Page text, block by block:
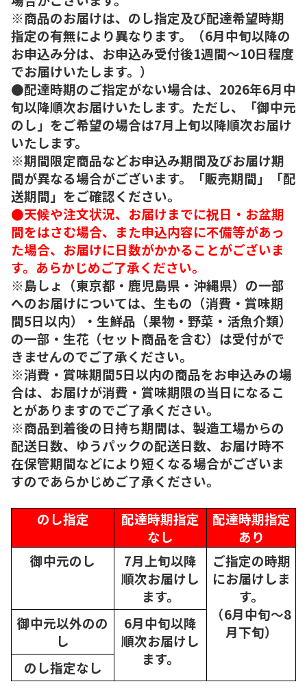
※商品のお届けは、のし指定及び配達希望時期
指定の有無により異なります。（6月中旬以降の
お申込み分は、お申込み受付後1週間～10日程度
でお届けいたします。）
●配達時期のご指定がない場合は、2026年6月中
旬以降順次お届けいたします。ただし、「御中元
のし」をご希望の場合は7月上旬以降順次お届け
いたします。
※期間限定商品などお申込み期間及びお届け期
間が異なる場合がございます。「販売期間」「配
送期間」をご確認ください。
●天候や注文状況、お届けまでに祝日・お盆期
間をはさむ場合、また申込内容に不備等があっ
た場合、お届けに日数がかかることがございま
す。あらかじめご了承ください。
※島しょ（東京都・鹿児島県・沖縄県）の一部
へのお届けについては、生もの（消費・賞味期
間5日以内）・生鮮品（果物・野菜・活魚介類）
の一部・生花（セット商品を含む）は受付がで
きませんのでご了承ください。
※消費・賞味期間5日以内の商品をお申込みの場
合は、お届けが消費・賞味期限の当日になるこ
とがありますのでご了承ください。
※商品到着後の日持ち期間は、製造工場からの
配送日数、ゆうパックの配送日数、お届け時不
在保管期間などにより短くなる場合がございま
すのであらかじめご了承ください。
のし指定
配達時期指定
なし
配達時期指定
あり
御中元のし
7月上旬以降
順次お届けし
ます。
ご指定の時期
にお届けしま
す。
（6月中旬～8
月下旬）
御中元以外のの
し
6月中旬以降
順次お届けし
ます。
のし指定なし